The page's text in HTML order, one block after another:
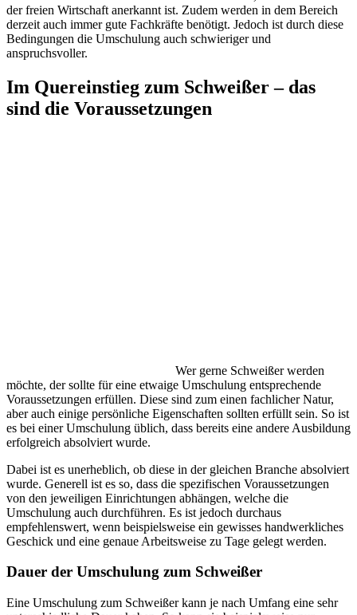
der freien Wirtschaft anerkannt ist. Zudem werden in dem Bereich
derzeit auch immer gute Fachkräfte benötigt. Jedoch ist durch diese
Bedingungen die Umschulung auch schwieriger und
anspruchsvoller.
Im Quereinstieg zum Schweißer – das
sind die Voraussetzungen
Wer gerne Schweißer werden
möchte, der sollte für eine etwaige Umschulung entsprechende
Voraussetzungen erfüllen. Diese sind zum einen fachlicher Natur,
aber auch einige persönliche Eigenschaften sollten erfüllt sein. So ist
es bei einer Umschulung üblich, dass bereits eine andere Ausbildung
erfolgreich absolviert wurde.
Dabei ist es unerheblich, ob diese in der gleichen Branche absolviert
wurde. Generell ist es so, dass die spezifischen Voraussetzungen
von den jeweiligen Einrichtungen abhängen, welche die
Umschulung auch durchführen. Es ist jedoch durchaus
empfehlenswert, wenn beispielsweise ein gewisses handwerkliches
Geschick und eine genaue Arbeitsweise zu Tage gelegt werden.
Dauer der Umschulung zum Schweißer
Eine Umschulung zum Schweißer kann je nach Umfang eine sehr